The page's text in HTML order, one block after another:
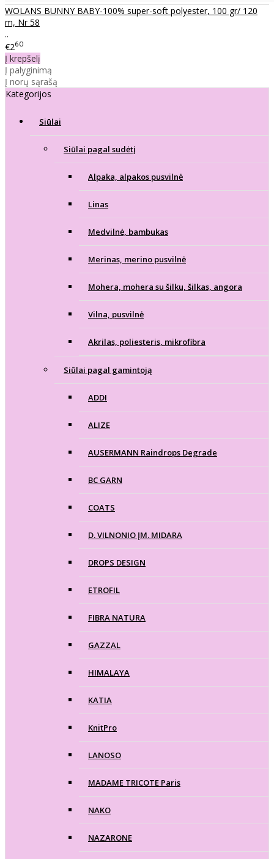
WOLANS BUNNY BABY-100% super-soft polyester, 100 gr/ 120
m, Nr 58
..
€260
Į krepšelį
Į palyginimą
Į norų sąrašą
Kategorijos
Siūlai
Siūlai pagal sudėtį
Alpaka, alpakos pusvilnė
Linas
Medvilnė, bambukas
Merinas, merino pusvilnė
Mohera, mohera su šilku, šilkas, angora
Vilna, pusvilnė
Akrilas, poliesteris, mikrofibra
Siūlai pagal gamintoją
ADDI
ALIZE
AUSERMANN Raindrops Degrade
BC GARN
COATS
D. VILNONIO ĮM. MIDARA
DROPS DESIGN
ETROFIL
FIBRA NATURA
GAZZAL
HIMALAYA
KATIA
KnitPro
LANOSO
MADAME TRICOTE Paris
NAKO
NAZARONE